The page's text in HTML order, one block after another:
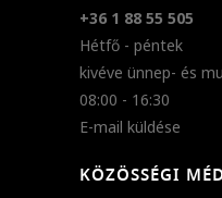
+36 1 88 55 505
Hétfő - péntek
kivéve ünnep- és
08:00 - 16:30
E-mail küldése
KÖZÖSSÉGI